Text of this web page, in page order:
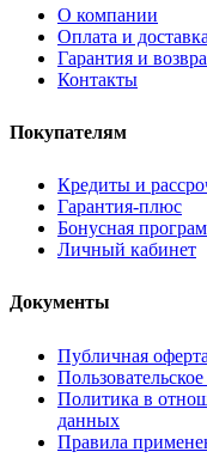
О компании
Оплата и доставка
Гарантия и
Контакты
Покупателям
Кредиты и
Гарантия-плюс
Бонусная
Личный кабинет
Документы
Публичная оферта
Политика в
данных
Правила